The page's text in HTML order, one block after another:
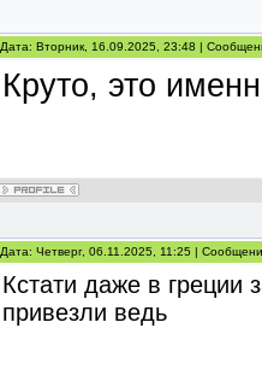
Дата: Вторник, 16.09.2025, 23:48 |
Круто, это
Дата: Четверг, 06.11.2025, 11:25 |
Кстати даже в греции
привезли ведь